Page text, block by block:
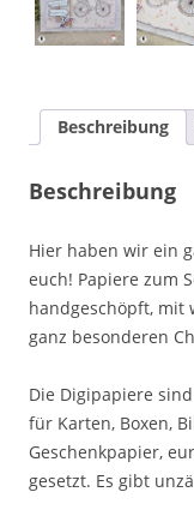
Beschreibung
Beschreibung
Hier haben wir ein
euch! Papiere zum
handgeschöpft, mit
ganz besonderen
Die Digipapiere
für Karten, Boxen,
Geschenkpapier,
gesetzt. Es gibt